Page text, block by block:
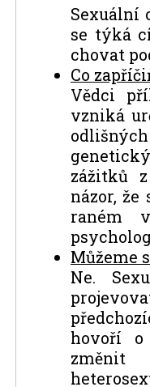
Sexuální
se týká
chovat
Co
Vědci
vzniká
zážitků
názor,
raném
Můžeme
Ne.
hovoří o
změnit